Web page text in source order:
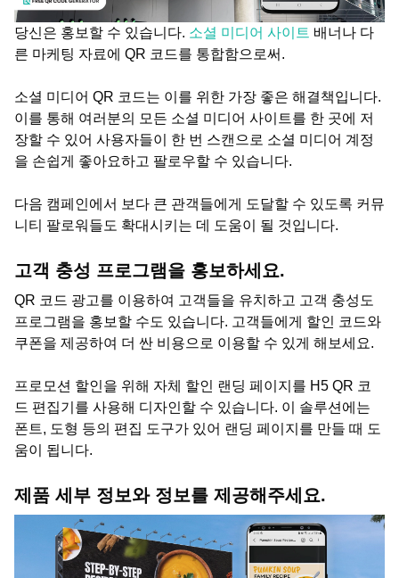
당신은 홍보할 수 있습니다. 소셜 미디어 사이트 배너나 다
른 마케팅 자료에 QR 코드를 통합함으로써.
소셜 미디어 QR 코드는 이를 위한 가장 좋은 해결책입니다.
이를 통해 여러분의 모든 소셜 미디어 사이트를 한 곳에 저
장할 수 있어 사용자들이 한 번 스캔으로 소셜 미디어 계정
을 손쉽게 좋아요하고 팔로우할 수 있습니다.
다음 캠페인에서 보다 큰 관객들에게 도달할 수 있도록 커뮤
니티 팔로워들도 확대시키는 데 도움이 될 것입니다.
고객 충성 프로그램을 홍보하세요.
QR 코드 광고를 이용하여 고객들을 유치하고 고객 충성도
프로그램을 홍보할 수도 있습니다. 고객들에게 할인 코드와
쿠폰을 제공하여 더 싼 비용으로 이용할 수 있게 해보세요.
프로모션 할인을 위해 자체 할인 랜딩 페이지를 H5 QR 코
드 편집기를 사용해 디자인할 수 있습니다. 이 솔루션에는
폰트, 도형 등의 편집 도구가 있어 랜딩 페이지를 만들 때 도
움이 됩니다.
제품 세부 정보와 정보를 제공해주세요.